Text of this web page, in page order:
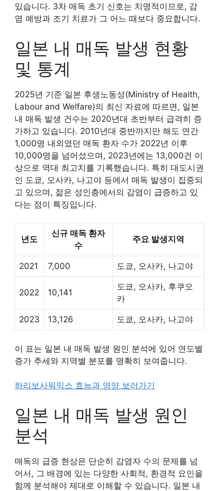
있습니다. 3차 매독 초기 신호는 치명적이므로, 감
염 예방과 조기 치료가 그 어느 때보다 중요합니다.
일본 내 매독 발생 현황
및 통계
2025년 기준 일본 후생노동성(Ministry of Health,
Labour and Welfare)의 최신 자료에 따르면, 일본
내 매독 발생 건수는 2020년대 초반부터 급격히 증
가하고 있습니다. 2010년대 중반까지만 해도 연간
1,000명 내외였던 매독 환자 수가 2022년 이후
10,000명을 넘어섰으며, 2023년에는 13,000건 이
상으로 역대 최고치를 기록했습니다. 특히 대도시권
인 도쿄, 오사카, 나고야 등에서 매독 발생이 집중되
고 있으며, 젊은 성인층에서의 감염이 급증하고 있
다는 점이 특징입니다.
년도
신규 매독 환자
수
주요 발생지역
2021 7,000 도쿄, 오사카, 나고야
2022 10,141
도쿄, 오사카, 후쿠오
카
2023 13,126 도쿄, 오사카, 나고야
이 표는 일본 내 매독 발생 원인 분석에 있어 연도별
증가 추세와 지역별 분포를 명확히 보여줍니다.
하리보사워믹스 효능과 영양 보러가기
일본 내 매독 발생 원인
분석
매독의 급증 현상은 단순히 감염자 수의 문제를 넘
어서, 그 배경에 있는 다양한 사회적, 환경적 요인을
함께 분석해야 제대로 이해할 수 있습니다. 일본 내